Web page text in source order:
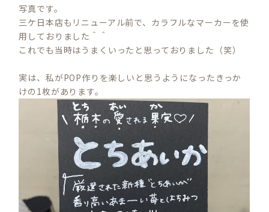
写真です。
三ケ日本店もリニューアル前で、カラフルなマーカーを使
用しておりました＾＾
これでも当時はうまくいったと思っておりました（笑）
実は、私がPOP作りを楽しいと思うようになったきっか
けの1枚があります。